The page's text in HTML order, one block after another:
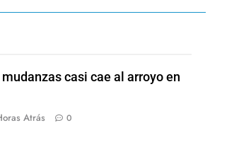
casi cae al arroyo en
Atrás 0